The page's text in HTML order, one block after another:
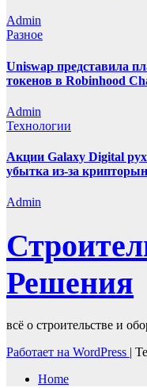
Admin
Разное
Uniswap представила
токенов в Robinhood
Admin
Технологии
Акции Galaxy Digital
убытка из-за
Admin
Решения
всё о строительстве и
Работает на WordPress |
Home